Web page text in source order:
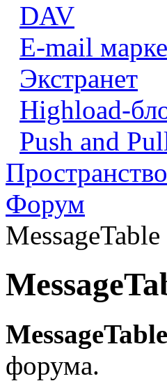
DAV
E-mail
Экстранет
Highload-
Push and
Форум
MessageTable
MessageTable
форума.